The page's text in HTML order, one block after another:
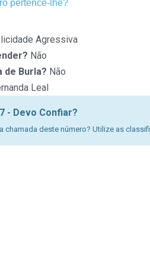
pertence-lhe?
Agressiva
Não
de Burla? Não
Leal
- Devo Confiar?
chamada deste número? Utilize as